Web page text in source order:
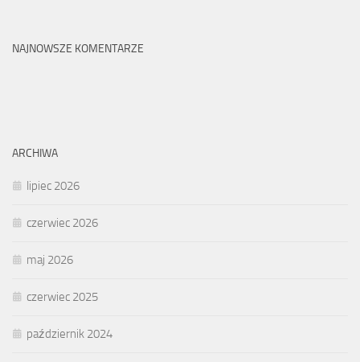
NAJNOWSZE KOMENTARZE
ARCHIWA
lipiec 2026
czerwiec 2026
maj 2026
czerwiec 2025
październik 2024